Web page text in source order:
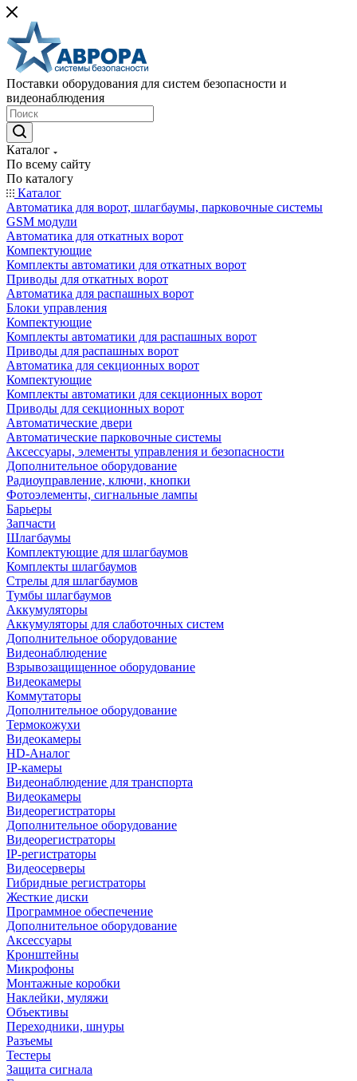
Поставки оборудования для систем безопасности и
видеонаблюдения
Каталог
По всему сайту
По каталогу
Каталог
Автоматика для ворот, шлагбаумы, парковочные системы
GSM модули
Автоматика для откатных ворот
Компектующие
Комплекты автоматики для откатных ворот
Приводы для откатных ворот
Автоматика для распашных ворот
Блоки управления
Компектующие
Комплекты автоматики для распашных ворот
Приводы для распашных ворот
Автоматика для секционных ворот
Компектующие
Комплекты автоматики для секционных ворот
Приводы для секционных ворот
Автоматические двери
Автоматические парковочные системы
Аксессуары, элементы управления и безопасности
Дополнительное оборудование
Радиоуправление, ключи, кнопки
Фотоэлементы, сигнальные лампы
Барьеры
Запчасти
Шлагбаумы
Комплектующие для шлагбаумов
Комплекты шлагбаумов
Стрелы для шлагбаумов
Тумбы шлагбаумов
Аккумуляторы
Аккумуляторы для слаботочных систем
Дополнительное оборудование
Видеонаблюдение
Взрывозащищенное оборудование
Видеокамеры
Коммутаторы
Дополнительное оборудование
Термокожухи
Видеокамеры
HD-Аналог
IP-камеры
Видеонаблюдение для транспорта
Видеокамеры
Видеорегистраторы
Дополнительное оборудование
Видеорегистраторы
IP-регистраторы
Видеосерверы
Гибридные регистраторы
Жесткие диски
Программное обеспечение
Дополнительное оборудование
Аксессуары
Кронштейны
Микрофоны
Монтажные коробки
Наклейки, муляжи
Объективы
Переходники, шнуры
Разъемы
Тестеры
Защита сигнала